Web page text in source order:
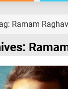
Ramam